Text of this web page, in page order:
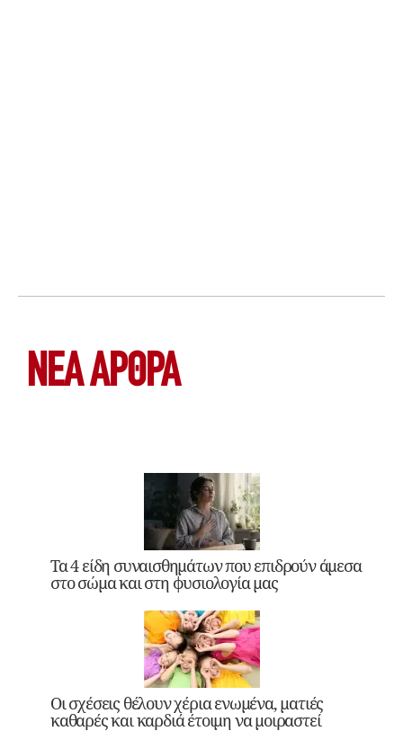
ΝΕΑ ΆΡΘΡΑ
Τα 4 είδη συναισθημάτων που επιδρούν άμεσα
στο σώμα και στη φυσιολογία μας
Οι σχέσεις θέλουν χέρια ενωμένα, ματιές
καθαρές και καρδιά έτοιμη να μοιραστεί